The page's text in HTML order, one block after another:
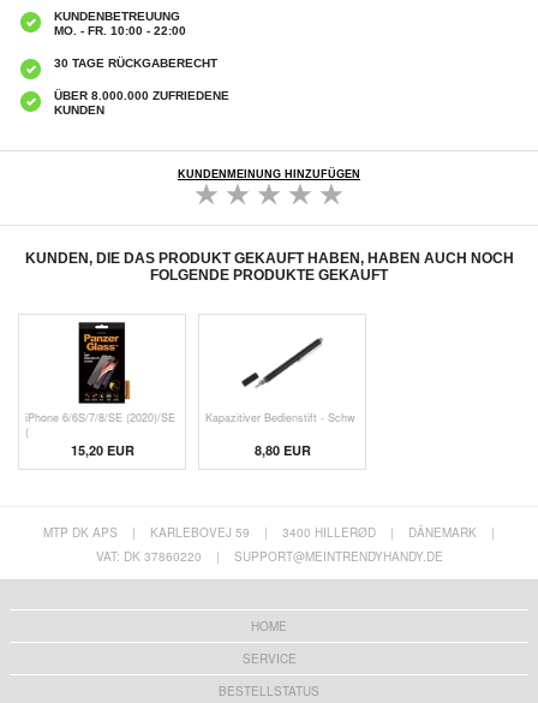
KUNDENBETREUUNG
MO. - FR. 10:00 - 22:00
30 TAGE RÜCKGABERECHT
ÜBER 8.000.000 ZUFRIEDENE
KUNDEN
KUNDENMEINUNG HINZUFÜGEN
KUNDEN, DIE DAS PRODUKT GEKAUFT HABEN, HABEN AUCH NOCH
FOLGENDE PRODUKTE GEKAUFT
iPhone 6/6S/7/8/SE (2020)/SE
(
15,20 EUR
Kapazitiver Bedienstift - Schw
8,80 EUR
MTP DK APS | KARLEBOVEJ 59 | 3400 HILLERØD | DÄNEMARK
|
VAT: DK 37860220
| SUPPORT@MEINTRENDYHANDY.DE
HOME
SERVICE
BESTELLSTATUS